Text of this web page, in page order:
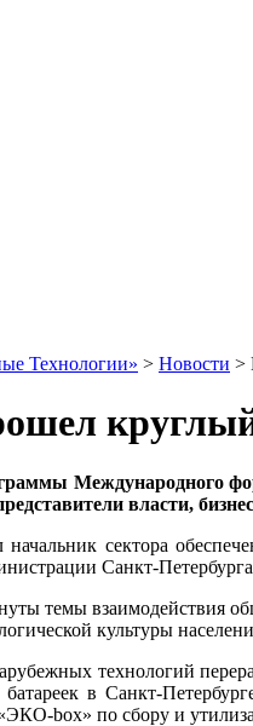
Технологии» > Новости >
Международного
власти,
начальник сектора
Санкт-
темы взаимодействия
культуры
технологий
в Санкт-
box» по сбору и